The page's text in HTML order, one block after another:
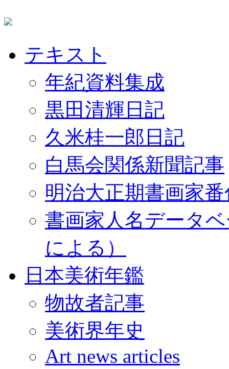
テキスト
年紀資料集成
黒田清輝日記
久米桂一郎日記
白馬会関係新聞記事
明治大正期書画家
書画家人名データ
による）
日本美術年鑑
物故者記事
美術界年史
Art news articles